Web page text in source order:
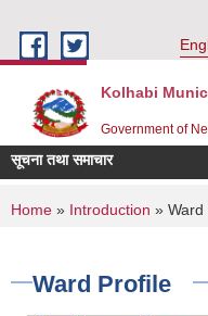
Kolhabi
Government of
सूचना तथा समाचार
You are here
Home » Introduction » Ward
Ward Profile